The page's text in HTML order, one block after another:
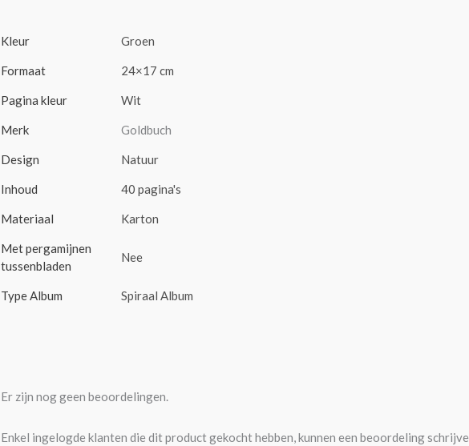
Kleur Groen
Formaat 24×17 cm
Pagina kleur Wit
Merk Goldbuch
Design Natuur
Inhoud 40 pagina's
Materiaal Karton
Met pergamijnen
tussenbladen
Nee
Type Album Spiraal Album
Er zijn nog geen beoordelingen.
Enkel ingelogde klanten die dit product gekocht hebben, kunnen een beoordeling